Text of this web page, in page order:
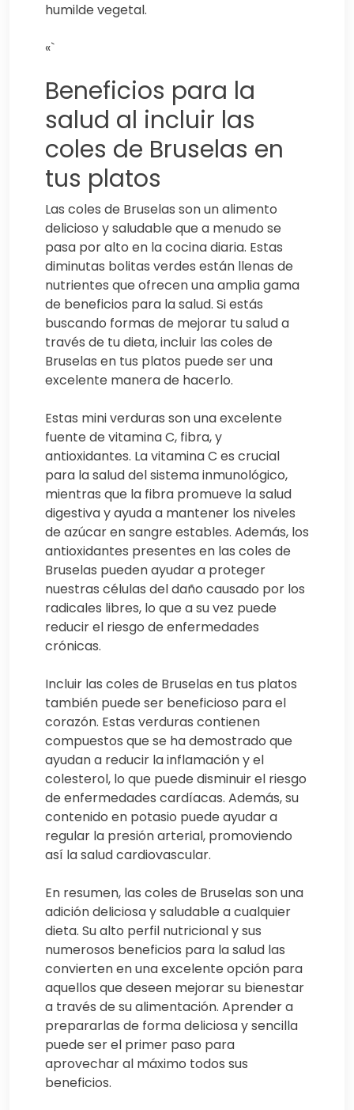
humilde vegetal.
«`
Beneficios para la
salud al incluir las
coles de Bruselas en
tus platos
Las coles de Bruselas son un alimento
delicioso y saludable que a menudo se
pasa por alto en la cocina diaria. Estas
diminutas bolitas verdes están llenas de
nutrientes que ofrecen una amplia gama
de beneficios para la salud. Si estás
buscando formas de mejorar tu salud a
través de tu dieta, incluir las coles de
Bruselas en tus platos puede ser una
excelente manera de hacerlo.
Estas mini verduras son una excelente
fuente de vitamina C, fibra, y
antioxidantes. La vitamina C es crucial
para la salud del sistema inmunológico,
mientras que la fibra promueve la salud
digestiva y ayuda a mantener los niveles
de azúcar en sangre estables. Además, los
antioxidantes presentes en las coles de
Bruselas pueden ayudar a proteger
nuestras células del daño causado por los
radicales libres, lo que a su vez puede
reducir el riesgo de enfermedades
crónicas.
Incluir las coles de Bruselas en tus platos
también puede ser beneficioso para el
corazón. Estas verduras contienen
compuestos que se ha demostrado que
ayudan a reducir la inflamación y el
colesterol, lo que puede disminuir el riesgo
de enfermedades cardíacas. Además, su
contenido en potasio puede ayudar a
regular la presión arterial, promoviendo
así la salud cardiovascular.
En resumen, las coles de Bruselas son una
adición deliciosa y saludable a cualquier
dieta. Su alto perfil nutricional y sus
numerosos beneficios para la salud las
convierten en una excelente opción para
aquellos que deseen mejorar su bienestar
a través de su alimentación. Aprender a
prepararlas de forma deliciosa y sencilla
puede ser el primer paso para
aprovechar al máximo todos sus
beneficios.